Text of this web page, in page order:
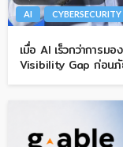
AI CYBERSECURITY
เมื่อ AI เร็วกว่าการม
Visibility Gap ก่อนภั